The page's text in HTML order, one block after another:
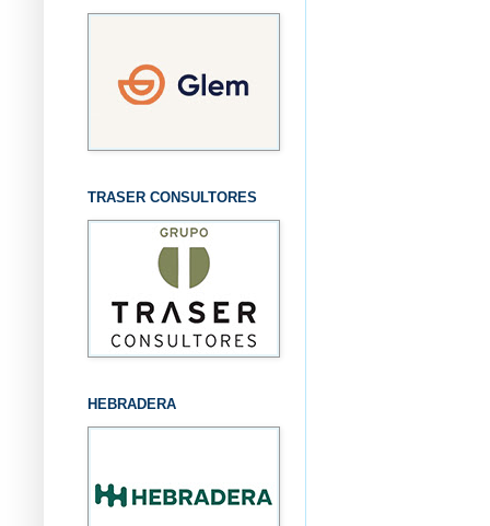
TRASER CONSULTORES
HEBRADERA